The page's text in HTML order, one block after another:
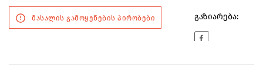
მასალის გამოყენების პირობები გაზიარება: